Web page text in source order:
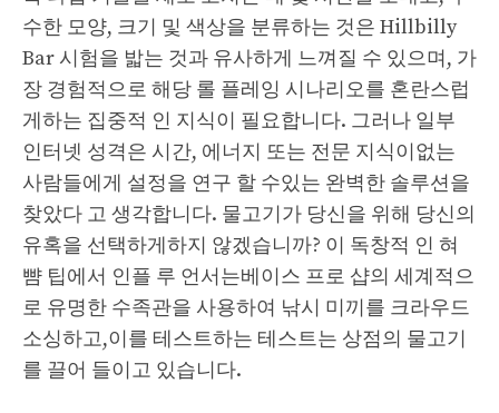
수한 모양, 크기 및 색상을 분류하는 것은 Hillbilly
Bar 시험을 밟는 것과 유사하게 느껴질 수 있으며, 가
장 경험적으로 해당 롤 플레잉 시나리오를 혼란스럽
게하는 집중적 인 지식이 필요합니다. 그러나 일부
인터넷 성격은 시간, 에너지 또는 전문 지식이없는
사람들에게 설정을 연구 할 수있는 완벽한 솔루션을
찾았다 고 생각합니다. 물고기가 당신을 위해 당신의
유혹을 선택하게하지 않겠습니까? 이 독창적 인 혀
뺨 팁에서 인플 루 언서는베이스 프로 샵의 세계적으
로 유명한 수족관을 사용하여 낚시 미끼를 크라우드
소싱하고,이를 테스트하는 테스트는 상점의 물고기
를 끌어 들이고 있습니다.